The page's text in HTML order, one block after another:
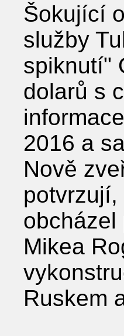
Šokující
služby
spiknutí"
dolarů s
2016 a
Nově
potvrzují,
obcházel
Mikea
Ruskem